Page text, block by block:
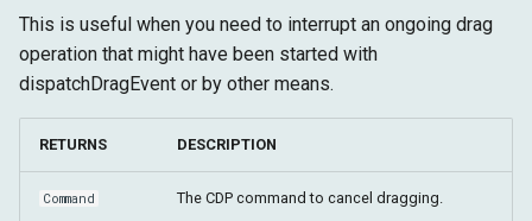
Comportamento Semelhante
ao Humano
This is useful when you need to interrupt an ongoing drag
operation that might have been started with
dispatchDragEvent or by other means.
RETURNS DESCRIPTION
Command The CDP command to cancel dragging.